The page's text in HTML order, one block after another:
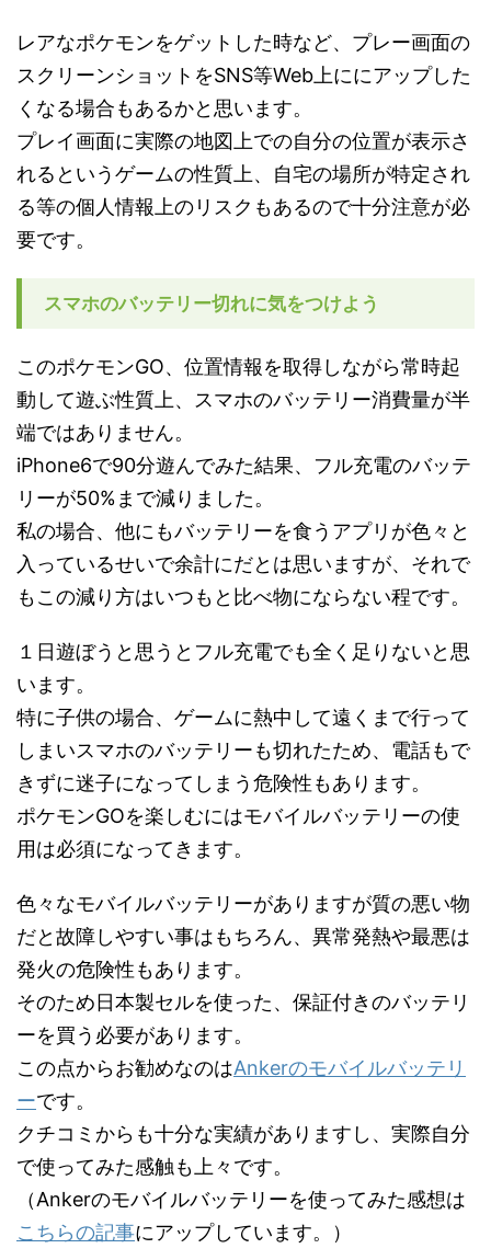
レアなポケモンをゲットした時など、プレー画面の
スクリーンショットをSNS等Web上ににアップした
くなる場合もあるかと思います。
プレイ画面に実際の地図上での自分の位置が表示さ
れるというゲームの性質上、自宅の場所が特定され
る等の個人情報上のリスクもあるので十分注意が必
要です。
スマホのバッテリー切れに気をつけよう
このポケモンGO、位置情報を取得しながら常時起
動して遊ぶ性質上、スマホのバッテリー消費量が半
端ではありません。
iPhone6で90分遊んでみた結果、フル充電のバッテ
リーが50%まで減りました。
私の場合、他にもバッテリーを食うアプリが色々と
入っているせいで余計にだとは思いますが、それで
もこの減り方はいつもと比べ物にならない程です。
１日遊ぼうと思うとフル充電でも全く足りないと思
います。
特に子供の場合、ゲームに熱中して遠くまで行って
しまいスマホのバッテリーも切れたため、電話もで
きずに迷子になってしまう危険性もあります。
ポケモンGOを楽しむにはモバイルバッテリーの使
用は必須になってきます。
色々なモバイルバッテリーがありますが質の悪い物
だと故障しやすい事はもちろん、異常発熱や最悪は
発火の危険性もあります。
そのため日本製セルを使った、保証付きのバッテリ
ーを買う必要があります。
この点からお勧めなのはAnkerのモバイルバッテリ
ーです。
クチコミからも十分な実績がありますし、実際自分
で使ってみた感触も上々です。
（Ankerのモバイルバッテリーを使ってみた感想は
こちらの記事にアップしています。）